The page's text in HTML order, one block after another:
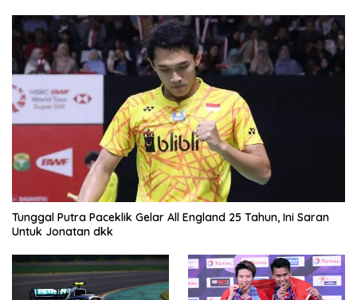
Tunggal Putra Paceklik Gelar All England 25 Tahun, Ini Saran
Untuk Jonatan dkk